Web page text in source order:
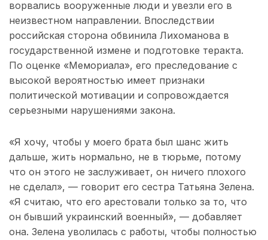
ворвались вооруженные люди и увезли его в
неизвестном направлении. Впоследствии
российская сторона обвинила Лихоманова в
государственной измене и подготовке теракта.
По оценке «Мемориала», его преследование с
высокой вероятностью имеет признаки
политической мотивации и сопровождается
серьезными нарушениями закона.
«Я хочу, чтобы у моего брата был шанс жить
дальше, жить нормально, не в тюрьме, потому
что он этого не заслуживает, он ничего плохого
не сделал», — говорит его сестра Татьяна Зелена.
«Я считаю, что его арестовали только за то, что
он бывший украинский военный», — добавляет
она. Зелена уволилась с работы, чтобы полностью